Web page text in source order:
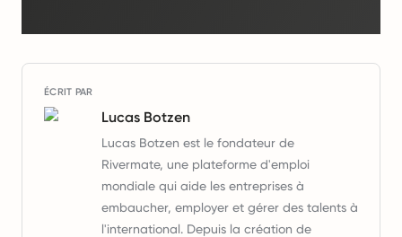
ÉCRIT PAR
Lucas Botzen
Lucas Botzen est le fondateur de
Rivermate, une plateforme d'emploi
mondiale qui aide les entreprises à
embaucher, employer et gérer des talents à
l'international. Depuis la création de